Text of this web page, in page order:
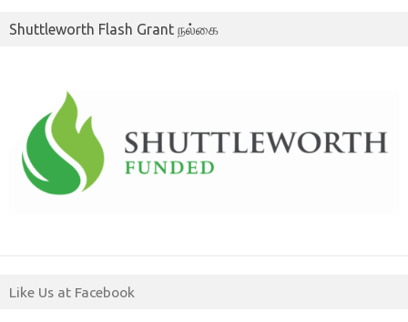
Shuttleworth Flash Grant நல்கை
Like Us at Facebook